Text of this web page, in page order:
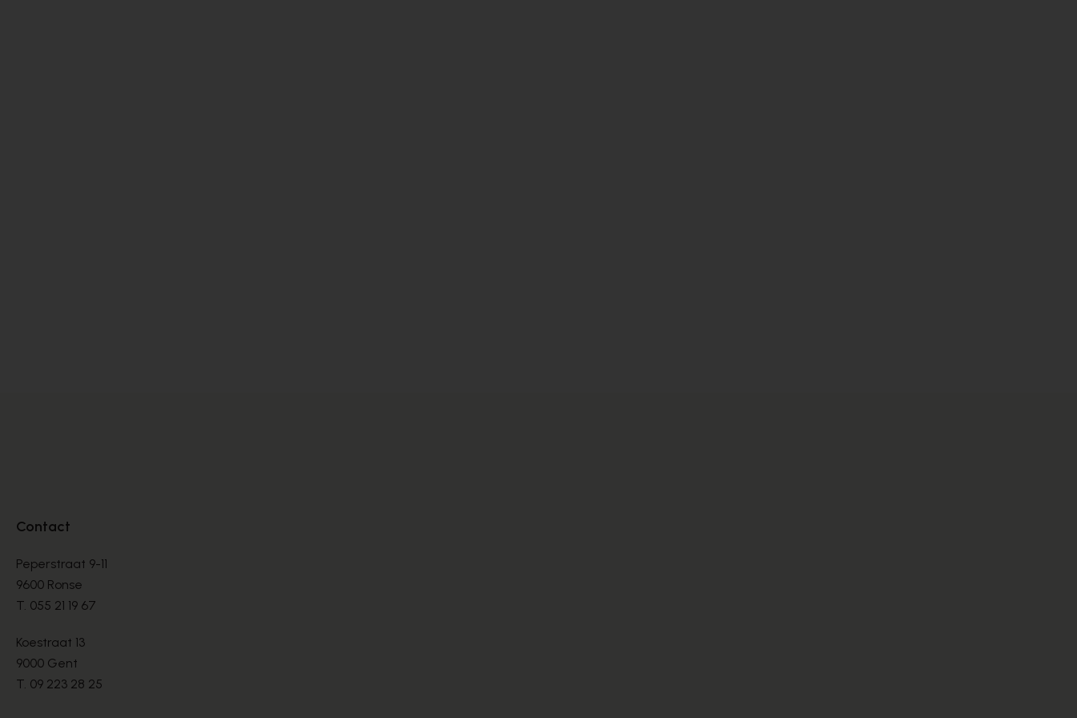
Contact
Peperstraat 9-11
9600 Ronse
T. 055 21 19 67
Koestraat 13
9000 Gent
T. 09 223 28 25